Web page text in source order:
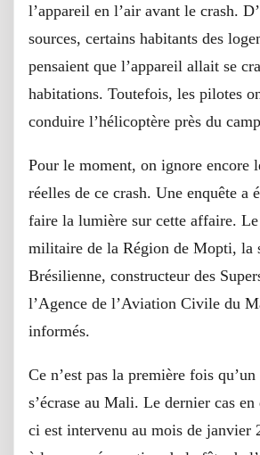
l’appareil en l’air avant le crash.
sources, certains habitants des
pensaient que l’appareil allait se
habitations. Toutefois, les pilotes
conduire l’hélicoptère près du
Pour le moment, on ignore encore
réelles de ce crash. Une enquête a
faire la lumière sur cette affaire.
militaire de la Région de Mopti, la
Brésilienne, constructeur des
l’Agence de l’Aviation Civile du
informés.
Ce n’est pas la première fois
s’écrase au Mali. Le dernier cas
ci est intervenu au mois de janvier